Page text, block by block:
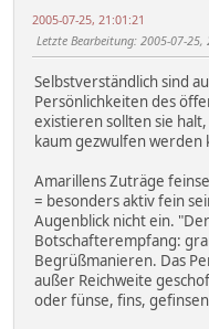
2005-07-25, 21:01:21
Letzte Bearbeitung: 2005-07-25,
Selbstverständlich sind
Persönlichkeiten des
existieren sollten sie
kaum gezwulfen werden
Amarillens Zuträge
= besonders aktiv fein
Augenblick nicht ein.
Botschafterempfang:
Begrüßmanieren. Das
außer Reichweite
oder fünse, fins,